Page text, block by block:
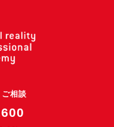
『MetaLiveStage』2025年
』
相談